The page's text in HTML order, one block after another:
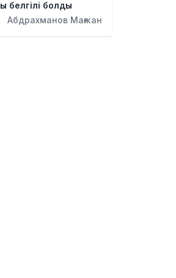
белгілі болды
Абдрахманов Мағжан